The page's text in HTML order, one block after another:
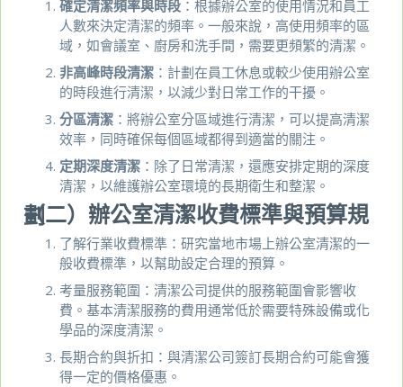
確定清潔頻率與時段 ：根據辦公室的使用情況和員工
人數來決定清潔的頻率。一般來說，高使用頻率的區
域，如會議室、廚房和洗手間，需要更頻繁的清潔。
非高峰時段清潔 ：計劃在員工休息或較少使用辦公室
的時段進行清潔，以減少對日常工作的干擾。
分區清潔 ：將辦公室分區域進行清潔，可以提高清潔
效率，同時確保每個區域都得到適當的關注。
定期深度清潔 ：除了日常清潔，還應安排定期的深度
清潔，以維護辦公室環境的長期衛生和整潔。
（二）辦公室清潔收費標準與預算規劃
了解行業收費標準：研究當地市場上辦公室清潔的一
般收費標準，以幫助設定合理的預算。
考量服務範圍：清潔公司提供的服務範圍會影響收
費。基本清潔服務的費用通常低於需要特殊設備或化
學品的深度清潔。
長期合約與折扣：與清潔公司簽訂長期合約可能會獲
得一定的價格優惠。